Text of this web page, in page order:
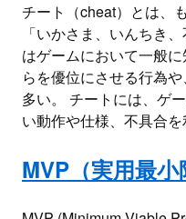
チート（cheat）とは、
「いかさま、いんちき
はゲームにおいて一般
らを優位にさせる行為
多い。 チートには、ゲ
い動作や仕様、不具合
MVP（実用最小